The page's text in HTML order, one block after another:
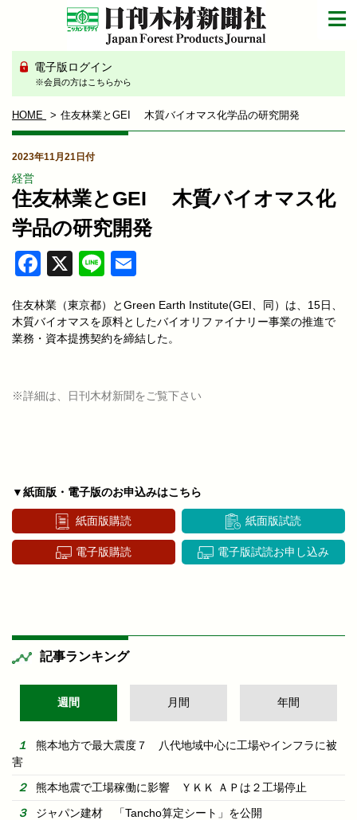
電子版ログイン
※会員の方はこちらから
HOME 住友林業とGEI 木質バイオマス化学品の研究開発
2023年11月21日付
経営
住友林業とGEI 木質バイオマス化
学品の研究開発
Facebook
X Line
住友林業（東京都）とGreen Earth Institute(GEI、同）は、15日、
木質バイオマスを原料としたバイオリファイナリー事業の推進で
業務・資本提携契約を締結した。
※詳細は、日刊木材新聞をご覧下さい
▼紙面版・電子版のお申込みはこちら
紙面版購読 紙面版試読
電子版購読 電子版試読お申し込み
記事ランキング
週間 月間 年間
熊本地方で最大震度７ 八代地域中心に工場やインフラに被
害
熊本地震で工場稼働に影響 ＹＫＫ ＡＰは２工場停止
ジャパン建材 「Tancho算定シート」を公開